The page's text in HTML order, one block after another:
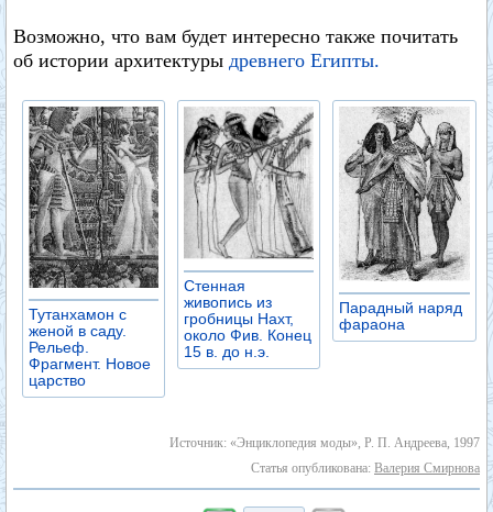
Возможно, что вам будет интересно также почитать
об истории архитектуры древнего Египты.
Тутанхамон с
женой в саду.
Рельеф.
Фрагмент. Новое
царство
Стенная
живопись из
гробницы Нахт,
около Фив. Конец
15 в. до н.э.
Парадный наряд
фараона
Источник: «Энциклопедия моды», Р. П. Андреева, 1997
Статья опубликована: Валерия Смирнова